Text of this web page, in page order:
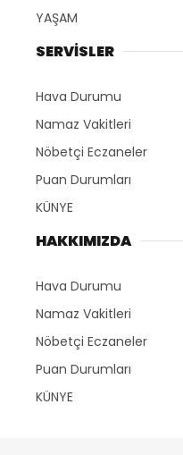
YAŞAM
SERVİSLER
Hava Durumu
Namaz Vakitleri
Nöbetçi Eczaneler
Puan Durumları
KÜNYE
HAKKIMIZDA
Hava Durumu
Namaz Vakitleri
Nöbetçi Eczaneler
Puan Durumları
KÜNYE